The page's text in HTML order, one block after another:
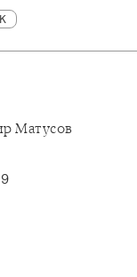
Матусов